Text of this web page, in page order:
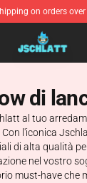
on orders
Jschlatt
di
al tuo
l'iconica
di alta qualità
nel vostro
must-have che